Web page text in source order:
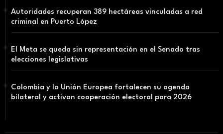
Autoridades recuperan 389 hectáreas vinculadas a red
criminal en Puerto López
El Meta se queda sin representación en el Senado tras
elecciones legislativas
Colombia y la Unión Europea fortalecen su agenda
bilateral y activan cooperación electoral para 2026